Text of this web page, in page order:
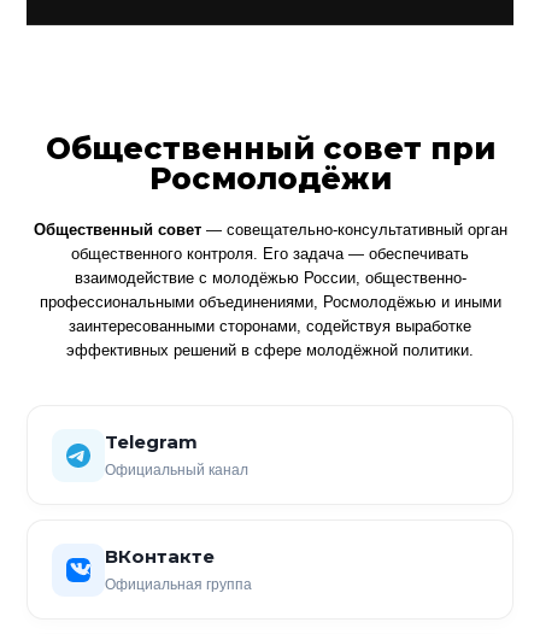
Общественный совет при
Росмолодёжи
Общественный совет— совещательно-консультативный орган
общественного контроля. Его задача — обеспечивать
взаимодействие с молодёжью России, общественно-
профессиональными объединениями, Росмолодёжью и иными
заинтересованными сторонами, содействуя выработке
эффективных решений в сфере молодёжной политики.
Telegram
Официальный канал
ВКонтакте
Официальная группа